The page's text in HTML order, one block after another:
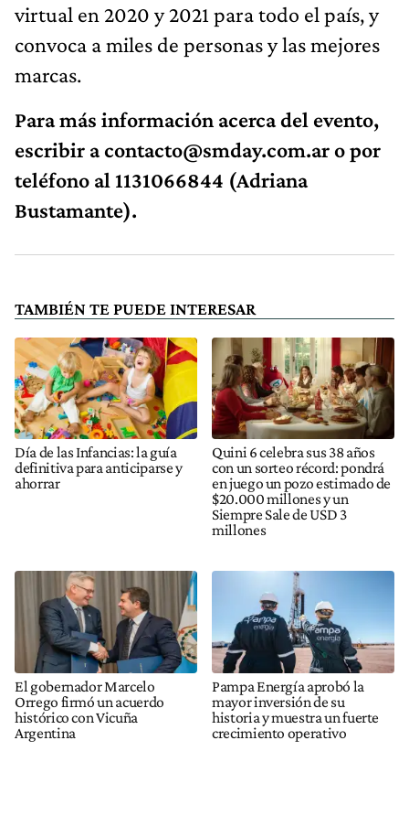
virtual en 2020 y 2021 para todo el país, y
convoca a miles de personas y las mejores
marcas.
Para más información acerca del evento,
escribir acontacto@smday.com.aro por
teléfono al 1131066844 (Adriana
Bustamante).
TAMBIÉN TE PUEDE INTERESAR
Día de las Infancias: la guía
definitiva para anticiparse y
ahorrar
Quini 6 celebra sus 38 años
con un sorteo récord: pondrá
en juego un pozo estimado de
$20.000 millones y un
Siempre Sale de USD 3
millones
El gobernador Marcelo
Orrego firmó un acuerdo
histórico con Vicuña
Argentina
Pampa Energía aprobó la
mayor inversión de su
historia y muestra un fuerte
crecimiento operativo